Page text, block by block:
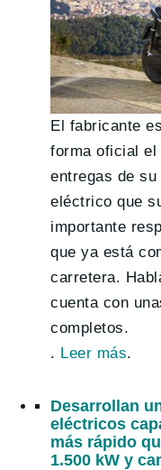
El fabricante
forma oficial el
entregas de
eléctrico que
importante
que ya está
carretera.
cuenta con
completos.
. Leer más.
Desarrollan
eléctricos
más rápido
1.500 kW y